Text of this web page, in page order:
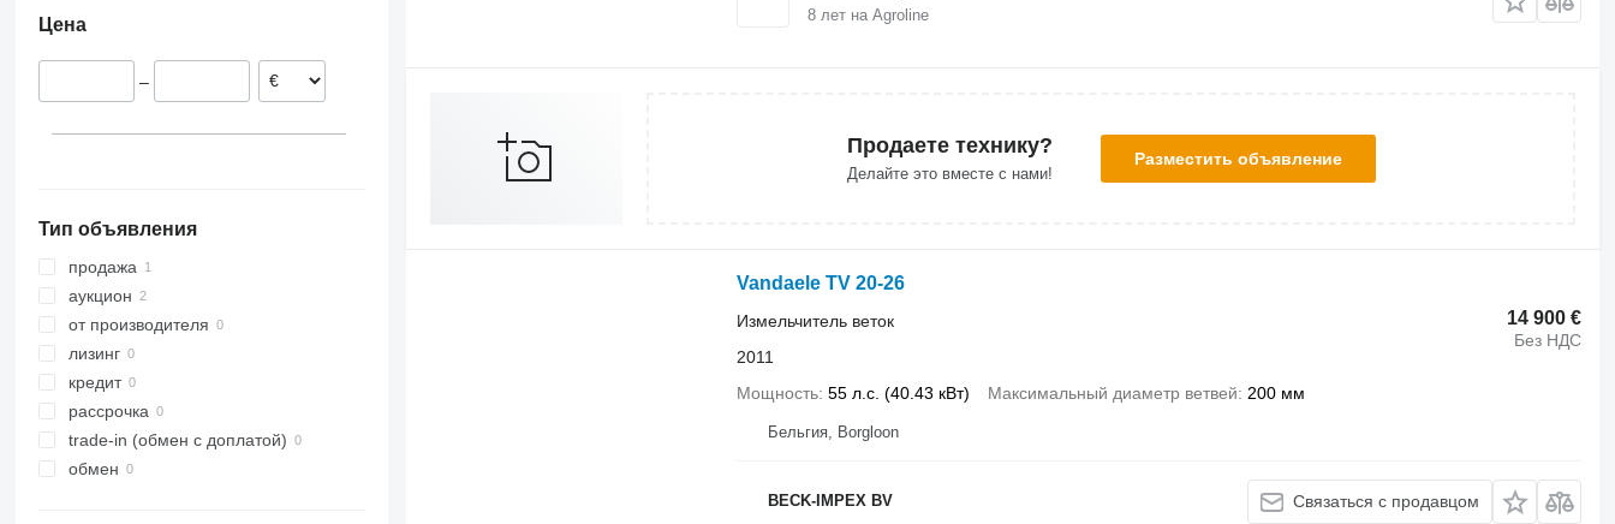
Цена
–
Тип объявления
продажа
аукцион
от производителя
лизинг
кредит
рассрочка
trade-in (обмен с доплатой)
обмен
8лет на Agroline
Продаете технику?
Делайте это вместе с нами!
Разместить объявление
Vandaele TV 20-26
14 900 €
Без НДС
Измельчитель веток
2011
Мощность 55 л.с. (40.43 кВт) Максимальный диаметр ветвей 200 мм
Бельгия, Borgloon
BECK-IMPEX BV Связаться с продавцом